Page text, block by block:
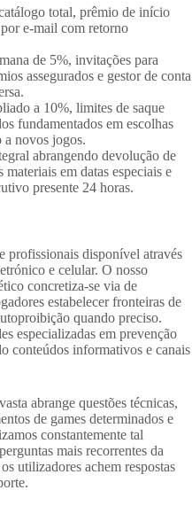
total, prêmio de início
e-mail com retorno
de 5%, invitações para
assegurados e gestor de conta
a 10%, limites de saque
fundamentados em escolhas
a novos jogos.
abrangendo devolução de
em datas especiais e
presente 24 horas.
profissionais disponível através
e celular. O nosso
concretiza-se via de
estabelecer fronteiras de
quando preciso.
especializadas em prevenção
conteúdos informativos e canais
abrange questões técnicas,
de games determinados e
constantemente tal
mais recorrentes da
utilizadores achem respostas